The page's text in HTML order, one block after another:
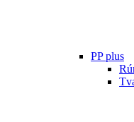
PP plus